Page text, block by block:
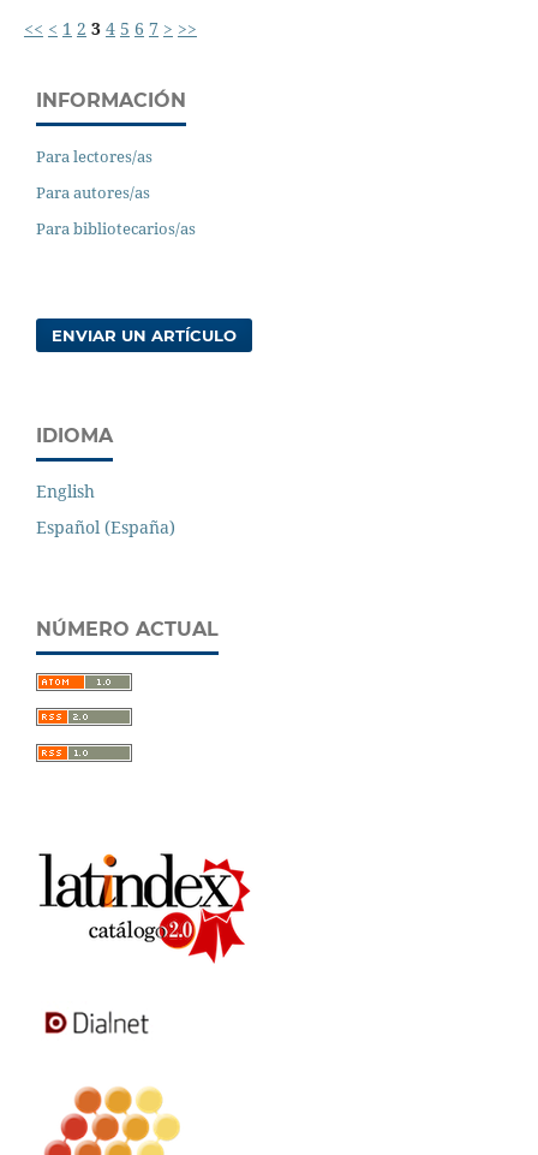
<< < 1 2 3 4 5 6 7 > >>
INFORMACIÓN
Para lectores/as
Para autores/as
Para bibliotecarios/as
ENVIAR UN ARTÍCULO
IDIOMA
English
Español (España)
NÚMERO ACTUAL